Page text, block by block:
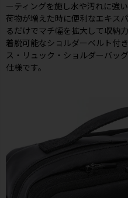
ーティングを施し水や汚れに強
荷物が増えた時に便利なエキス
るだけでマチ幅を拡大して収納力
着脱可能なショルダーベルト付
ス・リュック・ショルダーバッ
仕様です。